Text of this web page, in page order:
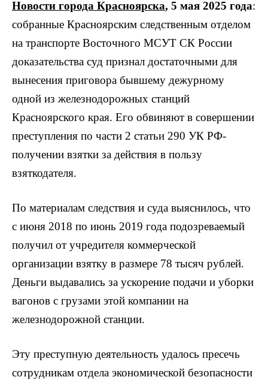
Новости города Красноярска, 5 мая 2025 года:
собранные Красноярским следственным отделом
на транспорте Восточного МСУТ СК России
доказательства суд признал достаточными для
вынесения приговора бывшему дежурному
одной из железнодорожных станций
Красноярского края. Его обвиняют в совершении
преступления по части 2 статьи 290 УК РФ-
получении взятки за действия в пользу
взяткодателя.
По материалам следствия и суда выяснилось, что
с июня 2018 по июнь 2019 года подозреваемый
получил от учредителя коммерческой
организации взятку в размере 78 тысяч рублей.
Деньги выдавались за ускорение подачи и уборки
вагонов с грузами этой компании на
железнодорожной станции.
Эту преступную деятельность удалось пресечь
сотрудникам отдела экономической безопасности